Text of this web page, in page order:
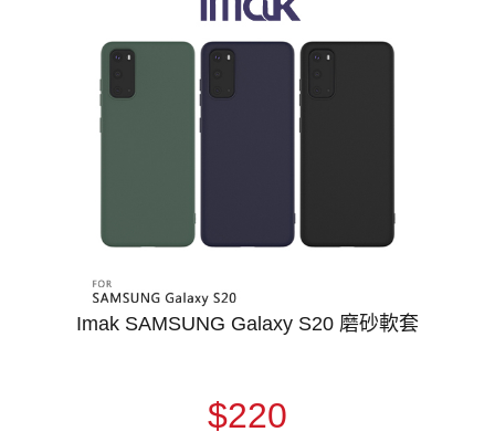
Imak SAMSUNG Galaxy S20 磨砂軟套
$220